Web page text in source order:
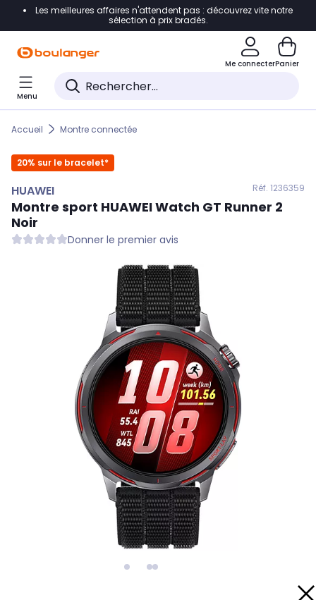
Accéder directement à la navigation
Accéder directement au pied de page
Accéder directement au chatbot
Les meilleures affaires n'attendent pas : découvrez vite notre
sélection à prix bradés.
Me connecterPanier
Menu
Accueil Montre connectée
20% sur le bracelet*
HUAWEI Réf. 1236359
Montre sport HUAWEIWatch GT Runner 2
Noir
Donner le premier avis